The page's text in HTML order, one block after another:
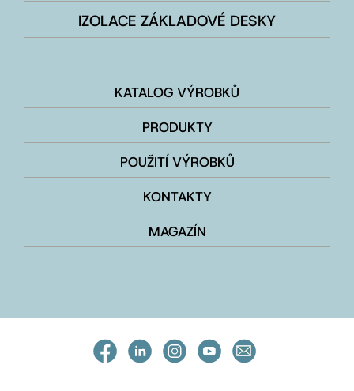
IZOLACE ZÁKLADOVÉ DESKY
KATALOG VÝROBKŮ
PRODUKTY
POUŽITÍ VÝROBKŮ
KONTAKTY
MAGAZÍN